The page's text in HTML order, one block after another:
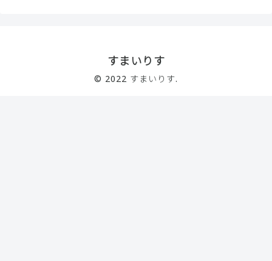
すまいりす
© 2022 すまいりす.